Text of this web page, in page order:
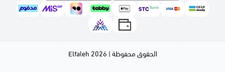
الحقوق محفوظة | 2026 Elfaleh